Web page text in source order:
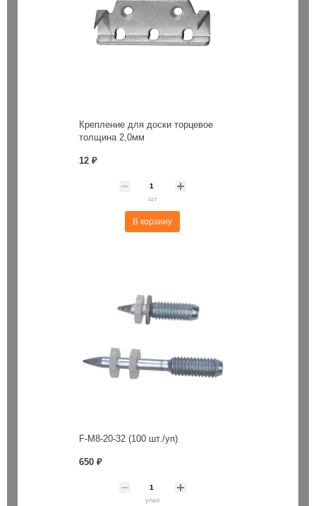
Крепление для доски торцевое
толщина 2,0мм
12 ₽
шт
В корзину
F-M8-20-32 (100 шт./уп)
650 ₽
упак